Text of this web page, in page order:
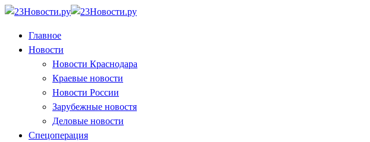
Главное
Новости
Новости Краснодара
Краевые новости
Новости России
Зарубежные новостя
Деловые новости
Спецоперация